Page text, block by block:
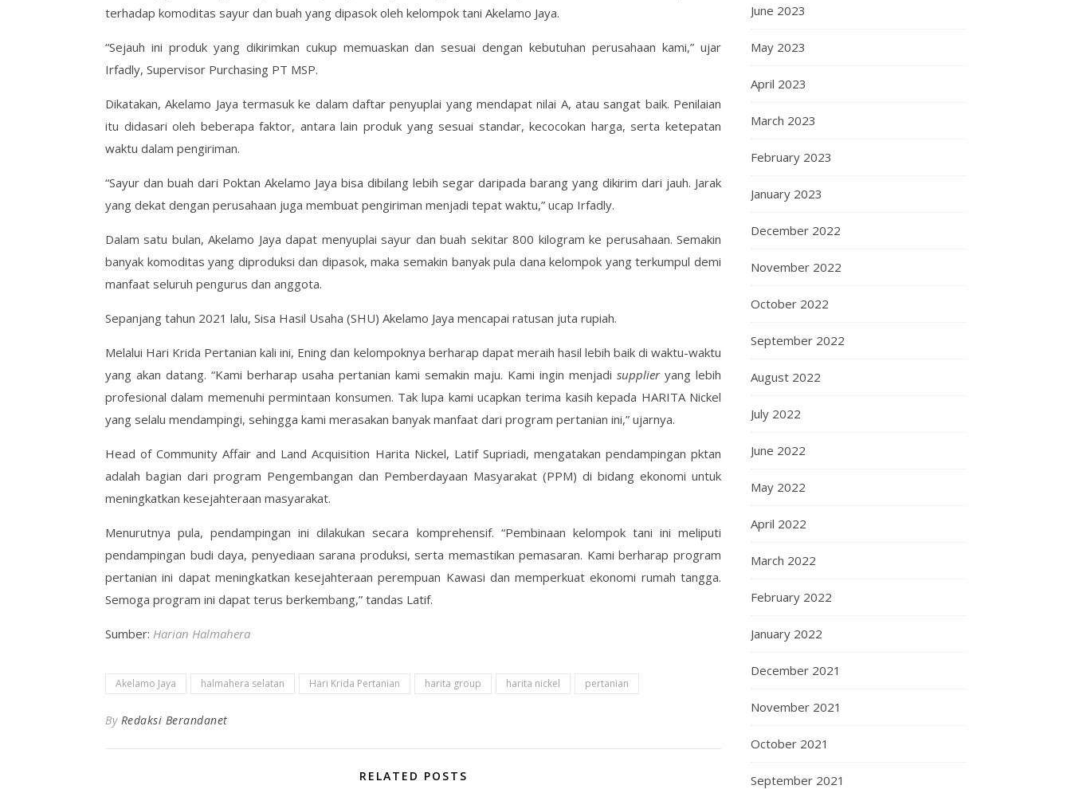
terhadap komoditas sayur dan buah yang dipasok oleh kelompok tani Akelamo Jaya.
“Sejauh ini produk yang dikirimkan cukup memuaskan dan sesuai dengan kebutuhan perusahaan kami,” ujar
Irfadly, Supervisor Purchasing PT MSP.
Dikatakan, Akelamo Jaya termasuk ke dalam daftar penyuplai yang mendapat nilai A, atau sangat baik. Penilaian
itu didasari oleh beberapa faktor, antara lain produk yang sesuai standar, kecocokan harga, serta ketepatan
waktu dalam pengiriman.
“Sayur dan buah dari Poktan Akelamo Jaya bisa dibilang lebih segar daripada barang yang dikirim dari jauh. Jarak
yang dekat dengan perusahaan juga membuat pengiriman menjadi tepat waktu,” ucap Irfadly.
Dalam satu bulan, Akelamo Jaya dapat menyuplai sayur dan buah sekitar 800 kilogram ke perusahaan. Semakin
banyak komoditas yang diproduksi dan dipasok, maka semakin banyak pula dana kelompok yang terkumpul demi
manfaat seluruh pengurus dan anggota.
Sepanjang tahun 2021 lalu, Sisa Hasil Usaha (SHU) Akelamo Jaya mencapai ratusan juta rupiah.
Melalui Hari Krida Pertanian kali ini, Ening dan kelompoknya berharap dapat meraih hasil lebih baik di waktu-waktu
yang akan datang. “Kami berharap usaha pertanian kami semakin maju. Kami ingin menjadi supplieryang lebih
profesional dalam memenuhi permintaan konsumen. Tak lupa kami ucapkan terima kasih kepada HARITA Nickel
yang selalu mendampingi, sehingga kami merasakan banyak manfaat dari program pertanian ini,” ujarnya.
Head of Community Affair and Land Acquisition Harita Nickel, Latif Supriadi, mengatakan pendampingan pktan
adalah bagian dari program Pengembangan dan Pemberdayaan Masyarakat (PPM) di bidang ekonomi untuk
meningkatkan kesejahteraan masyarakat.
Menurutnya pula, pendampingan ini dilakukan secara komprehensif. “Pembinaan kelompok tani ini meliputi
pendampingan budi daya, penyediaan sarana produksi, serta memastikan pemasaran. Kami berharap program
pertanian ini dapat meningkatkan kesejahteraan perempuan Kawasi dan memperkuat ekonomi rumah tangga.
Semoga program ini dapat terus berkembang,” tandas Latif.
Sumber: Harian Halmahera
Akelamo Jaya halmahera selatan Hari Krida Pertanian harita group harita nickel pertanian
By Redaksi Berandanet
RELATED POSTS
June 2023
May 2023
April 2023
March 2023
February 2023
January 2023
December 2022
November 2022
October 2022
September 2022
August 2022
July 2022
June 2022
May 2022
April 2022
March 2022
February 2022
January 2022
December 2021
November 2021
October 2021
September 2021